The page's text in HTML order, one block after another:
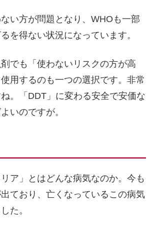
い方が問題となり、WHOも一部
を得ない状況になっています。
でも「使わないリスクの方が高
用するのも一つの選択です。非常
。「DDT」に変わる安全で安価な
いのですが。
ア」とはどんな病気なのか。今も
ており、亡くなっているこの病気
た。